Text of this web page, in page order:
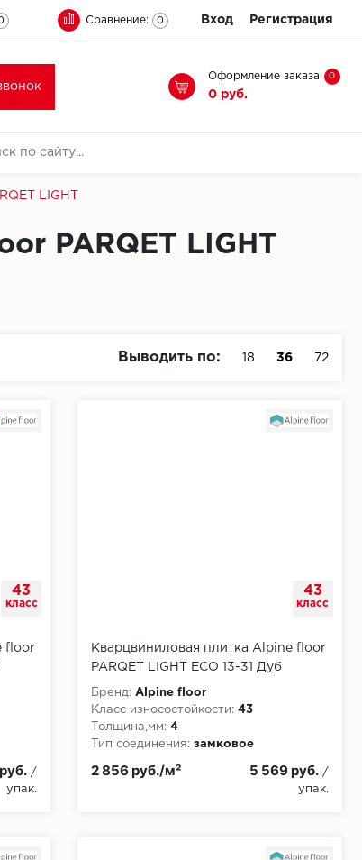
Сравнение: 0 Вход Регистрация
Оформление заказа 0
0 руб.
LIGHT
PARQET LIGHT
Выводить по: 18 36 72
43
класс
floor
/
упак.
43
класс
Кварцвиниловая плитка Alpine floor
PARQET LIGHT ЕСО 13-31 Дуб
Капелла
Бренд: Alpine floor
Класс износостойкости: 43
Толщина,мм: 4
Тип соединения: замковое
2 856 руб./м² 5 569 руб. /
упак.